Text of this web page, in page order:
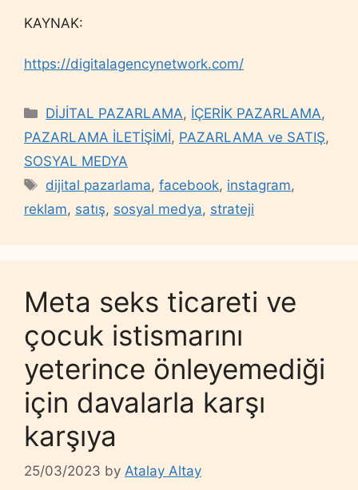
KAYNAK:
https://digitalagencynetwork.com/
Categories
DİJİTAL PAZARLAMA, İÇERİK PAZARLAMA,
PAZARLAMA İLETİŞİMİ, PAZARLAMA ve SATIŞ,
SOSYAL MEDYA
Tags
dijital pazarlama,facebook, instagram,
reklam, satış, sosyal medya, strateji
Meta seks ticareti ve
çocuk istismarını
yeterince önleyemediği
için davalarla karşı
karşıya
25/03/2023 by Atalay Altay